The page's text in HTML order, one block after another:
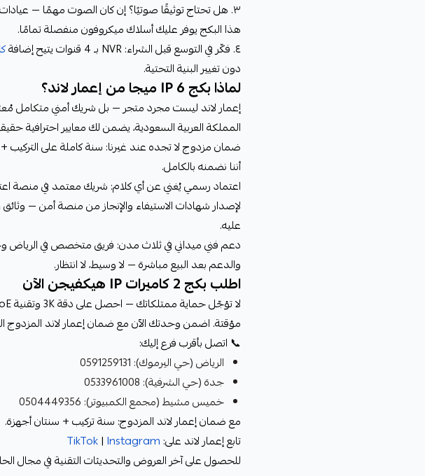
٣. هل تحتاج توثيقًا صوتيًا؟ إن كان الصوت مهمًا —
هذا البكج يوفر عليك أسلاك ميكروفون منفصلة تمامًا.
٤. فكّر في التوسع قبل الشراء: NVR بـ 4 قنوات يتيح إضافة
دون تغيير البنية التحتية.
لماذا بكج IP 6 ميجا من إعمار لاند؟
إعمار لاند ليست مجرد متجر — بل شريك أمني متكامل
المملكة العربية السعودية، يضمن لك معايير احترافية
ضمان مزدوج لا تجده عند غيرنا: سنة كاملة على التركيب +
أننا نضمنه بالكامل.
اعتماد رسمي يُغني عن أي كلام: شريك معتمد في منصة
لإصدار شهادات الاستيفاء والإنجاز من منصة أمن —
عليه.
دعم فني ميداني في ثلاث مدن: فريق متخصص في الرياض
والدعم بعد البيع مباشرة — لا وسيط، لا انتظار.
اطلب بكج 2 كاميرات IP هيكفيجن الآن
مؤقتة. اضمن وحدتك الآن مع ضمان إعمار لاند المزدوج
📞 اتصل بأقرب فرع إليك:
الرياض (حي اليرموك): 0591259131
جدة (حي الشرفية): 0533961008
خميس مشيط (مجمع الكمبيوتر): 0504449356
مع ضمان إعمار لاند المزدوج: سنة تركيب + سنتان أجهزة.
تابع إعمار لاند على:
TikTok| Instagram
للحصول على آخر العروض والتحديثات التقنية في مجال